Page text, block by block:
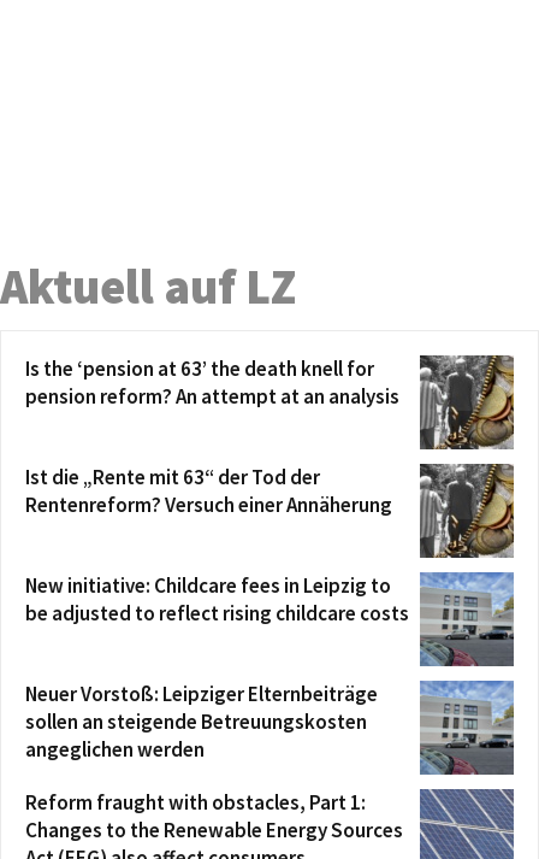
Aktuell auf LZ
Is the ‘pension at 63’ the death knell for
pension reform? An attempt at an analysis
Ist die „Rente mit 63“ der Tod der
Rentenreform? Versuch einer Annäherung
New initiative: Childcare fees in Leipzig to
be adjusted to reflect rising childcare costs
Neuer Vorstoß: Leipziger Elternbeiträge
sollen an steigende Betreuungskosten
angeglichen werden
Reform fraught with obstacles, Part 1:
Changes to the Renewable Energy Sources